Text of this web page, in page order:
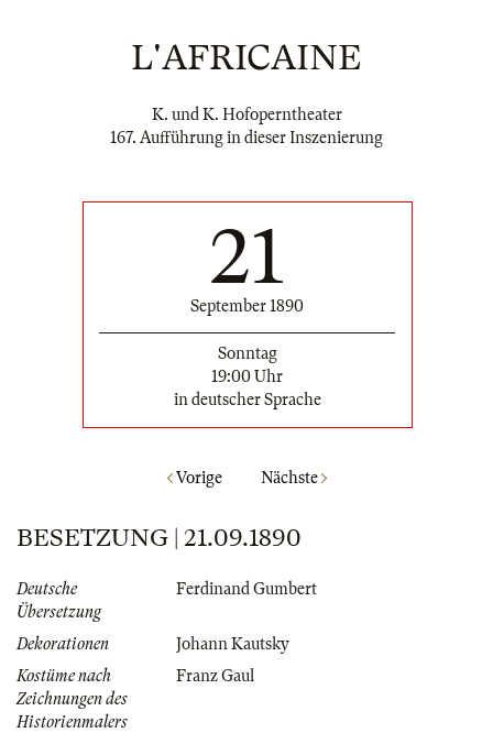
L'AFRICAINE
K. und K. Hofoperntheater
167. Aufführung in dieser Inszenierung
21
September 1890
Sonntag
19:00 Uhr
in deutscher Sprache
Vorige Nächste
BESETZUNG | 21.09.1890
Deutsche
Übersetzung
Ferdinand Gumbert
Dekorationen
Johann Kautsky
Kostüme nach
Zeichnungen des
Historienmalers
Franz Gaul